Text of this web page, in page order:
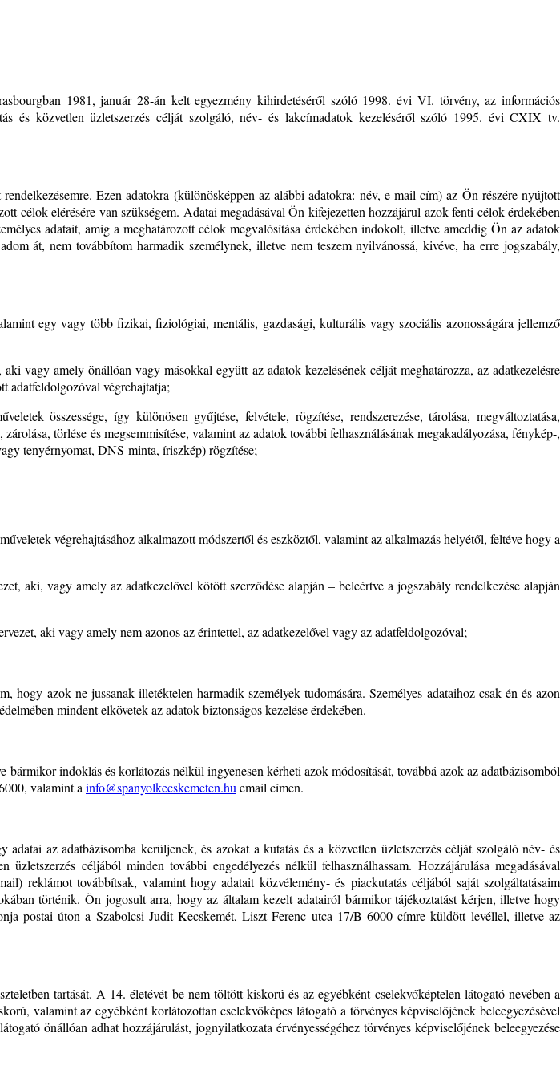
1981, január 28-án kelt egyezmény kihirdetéséről szóló 1998. évi VI. törvény, az információs
és közvetlen üzletszerzés célját szolgáló, név- és lakcímadatok kezeléséről szóló 1995. évi CXIX tv.
Ezen adatokra (különösképpen az alábbi adatokra: név, e-mail cím) az Ön részére nyújtott
célok elérésére van szükségem. Adatai megadásával Ön kifejezetten hozzájárul azok fenti célok érdekében
adatait, amíg a meghatározott célok megvalósítása érdekében indokolt, illetve ameddig Ön az adatok
át, nem továbbítom harmadik személynek, illetve nem teszem nyilvánossá, kivéve, ha erre jogszabály,
egy vagy több fizikai, fiziológiai, mentális, gazdasági, kulturális vagy szociális azonosságára jellemző
vagy amely önállóan vagy másokkal együtt az adatok kezelésének célját meghatározza, az adatkezelésre
adatfeldolgozóval végrehajtatja;
összessége, így különösen gyűjtése, felvétele, rögzítése, rendszerezése, tárolása, megváltoztatása,
törlése és megsemmisítése, valamint az adatok további felhasználásának megakadályozása, fénykép-,
tenyérnyomat, DNS-minta, íriszkép) rögzítése;
végrehajtásához alkalmazott módszertől és eszköztől, valamint az alkalmazás helyétől, feltéve hogy a
aki, vagy amely az adatkezelővel kötött szerződése alapján – beleértve a jogszabály rendelkezése alapján
aki vagy amely nem azonos az érintettel, az adatkezelővel vagy az adatfeldolgozóval;
azok ne jussanak illetéktelen harmadik személyek tudomására. Személyes adataihoz csak én és azon
mindent elkövetek az adatok biztonságos kezelése érdekében.
indoklás és korlátozás nélkül ingyenesen kérheti azok módosítását, továbbá azok az adatbázisomból
valamint a info@spanyolkecskemeten.hu email címen.
az adatbázisomba kerüljenek, és azokat a kutatás és a közvetlen üzletszerzés célját szolgáló név- és
céljából minden további engedélyezés nélkül felhasználhassam. Hozzájárulása megadásával
reklámot továbbítsak, valamint hogy adatait közvélemény- és piackutatás céljából saját szolgáltatásaim
történik. Ön jogosult arra, hogy az általam kezelt adatairól bármikor tájékoztatást kérjen, illetve hogy
postai úton a Szabolcsi Judit Kecskemét, Liszt Ferenc utca 17/B 6000 címre küldött levéllel, illetve az
tartását. A 14. életévét be nem töltött kiskorú és az egyébként cselekvőképtelen látogató nevében a
valamint az egyébként korlátozottan cselekvőképes látogató a törvényes képviselőjének beleegyezésével
önállóan adhat hozzájárulást, jognyilatkozata érvényességéhez törvényes képviselőjének beleegyezése